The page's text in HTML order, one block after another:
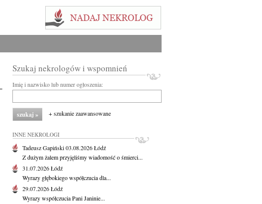
Szukaj nekrologów i wspomnień
Imię i nazwisko lub numer ogłoszenia:
+ szukanie zaawansowane
INNE NEKROLOGI
Tadeusz Gapiński03.08.2026Łódź
Z dużym żalem przyjęliśmy wiadomość o śmierci...
31.07.2026Łódź
Wyrazy głębokiego współczucia dla...
29.07.2026Łódź
Wyrazy współczucia Pani Janinie...